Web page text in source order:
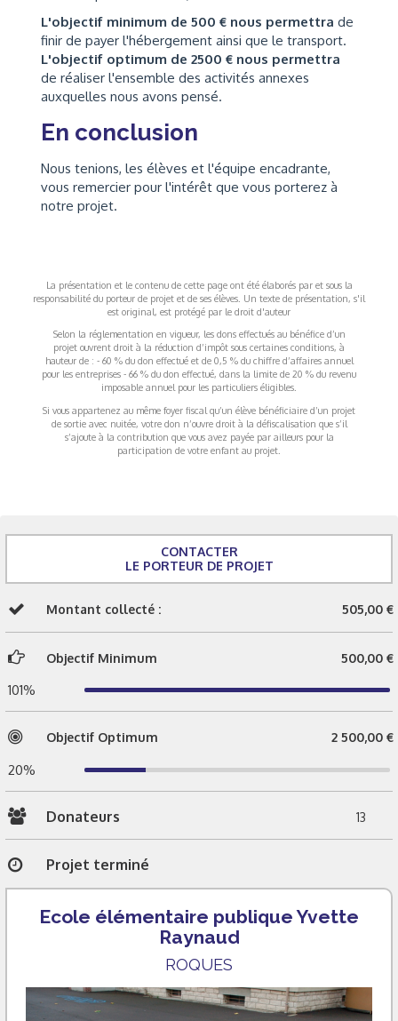
L'objectif minimum de 500 € nous permettra de
finir de payer l'hébergement ainsi que le transport.
L'objectif optimum de 2500 € nous permettra
de réaliser l'ensemble des activités annexes
auxquelles nous avons pensé.
En conclusion
Nous tenions, les élèves et l'équipe encadrante,
vous remercier pour l'intérêt que vous porterez à
notre projet.
La présentation et le contenu de cette page ont été élaborés par et sous la
responsabilité du porteur de projet et de ses élèves. Un texte de présentation, s'il
est original, est protégé par le droit d'auteur
Selon la réglementation en vigueur, les dons effectués au bénéfice d’un
projet ouvrent droit à la réduction d’impôt sous certaines conditions, à
hauteur de : - 60 % du don effectué et de 0,5 % du chiffre d’affaires annuel
pour les entreprises - 66 % du don effectué, dans la limite de 20 % du revenu
imposable annuel pour les particuliers éligibles.
Si vous appartenez au même foyer fiscal qu’un élève bénéficiaire d’un projet
de sortie avec nuitée, votre don n’ouvre droit à la défiscalisation que s’il
s’ajoute à la contribution que vous avez payée par ailleurs pour la
participation de votre enfant au projet.
CONTACTER
LE PORTEUR DE PROJET
Montant collecté : 505,00 €
Objectif Minimum 500,00 €
101%
Objectif Optimum 2 500,00 €
20%
Donateurs 13
Projet terminé
Ecole élémentaire publique Yvette
Raynaud
ROQUES